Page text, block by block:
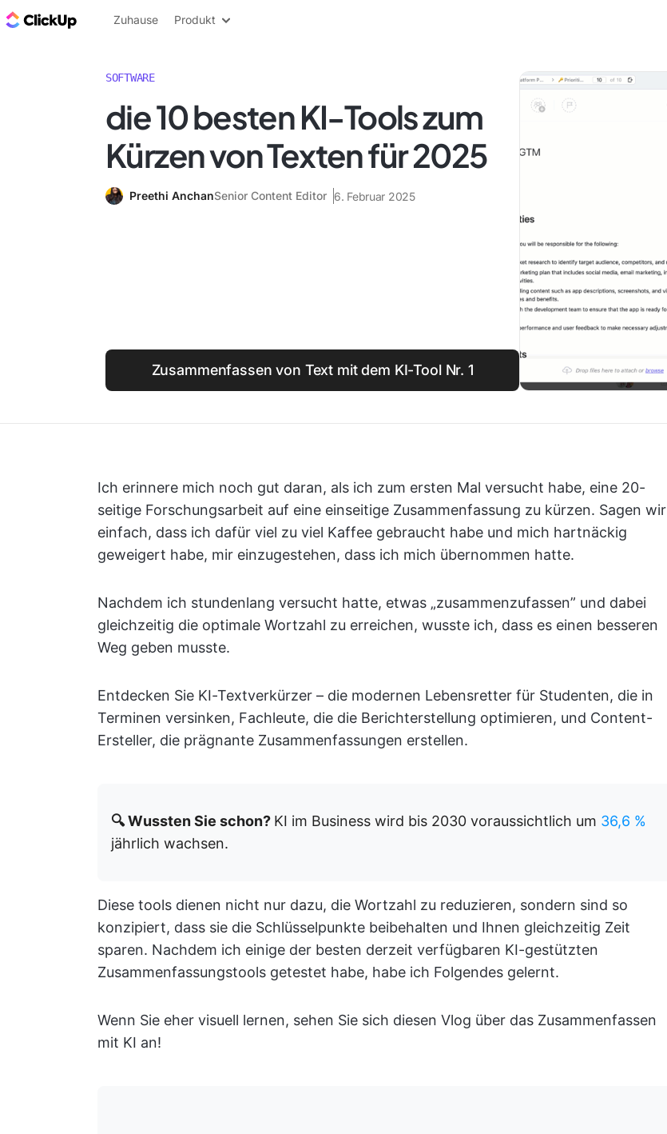
ClickUp Blog
Zuhause Produkt
SOFTWARE
die 10 besten KI-Tools zum
Kürzen von Texten für 2025
Preethi AnchanSenior Content Editor 6. Februar 2025
Zusammenfassen von Text mit dem KI-Tool Nr. 1
Ich erinnere mich noch gut daran, als ich zum ersten Mal versucht habe, eine 20-
seitige Forschungsarbeit auf eine einseitige Zusammenfassung zu kürzen. Sagen wir
einfach, dass ich dafür viel zu viel Kaffee gebraucht habe und mich hartnäckig
geweigert habe, mir einzugestehen, dass ich mich übernommen hatte.
Nachdem ich stundenlang versucht hatte, etwas „zusammenzufassen” und dabei
gleichzeitig die optimale Wortzahl zu erreichen, wusste ich, dass es einen besseren
Weg geben musste.
Entdecken Sie KI-Textverkürzer – die modernen Lebensretter für Studenten, die in
Terminen versinken, Fachleute, die die Berichterstellung optimieren, und Content-
Ersteller, die prägnante Zusammenfassungen erstellen.
🔍 Wussten Sie schon? KI im Business wird bis 2030 voraussichtlich um 36,6 %
jährlich wachsen.
Diese tools dienen nicht nur dazu, die Wortzahl zu reduzieren, sondern sind so
konzipiert, dass sie die Schlüsselpunkte beibehalten und Ihnen gleichzeitig Zeit
sparen. Nachdem ich einige der besten derzeit verfügbaren KI-gestützten
Zusammenfassungstools getestet habe, habe ich Folgendes gelernt.
Wenn Sie eher visuell lernen, sehen Sie sich diesen Vlog über das Zusammenfassen
mit KI an!